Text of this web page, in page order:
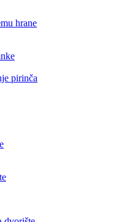
hrane
pirinča